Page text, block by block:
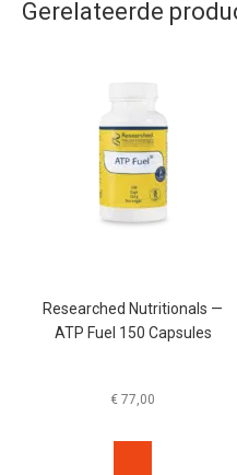
Gerelateerde
Researched Nutritionals —
ATP Fuel 150 Capsules
€ 77,00